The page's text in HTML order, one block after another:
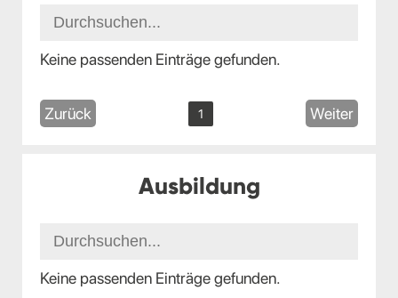
Keine passenden Einträge gefunden.
Zurück 1 Weiter
Ausbildung
Keine passenden Einträge gefunden.